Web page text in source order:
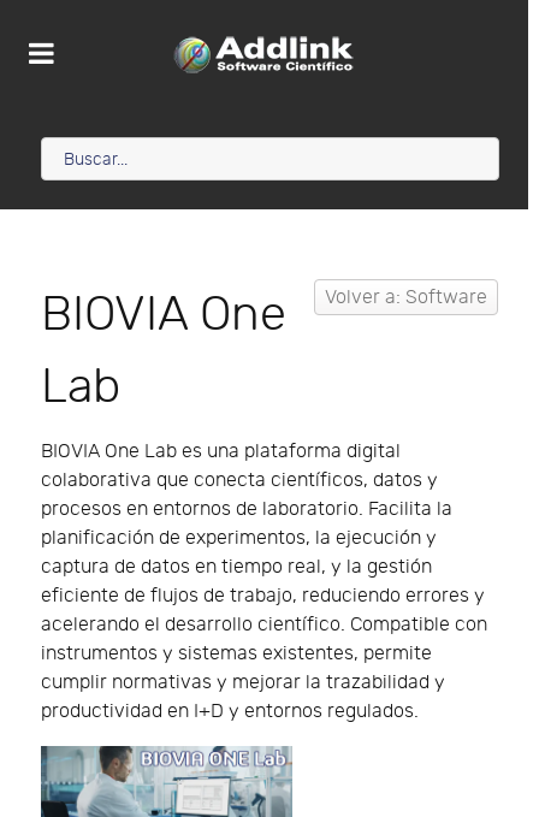
Volver a: Software
BIOVIA One
Lab
BIOVIA One Lab es una plataforma digital
colaborativa que conecta científicos, datos y
procesos en entornos de laboratorio. Facilita la
planificación de experimentos, la ejecución y
captura de datos en tiempo real, y la gestión
eficiente de flujos de trabajo, reduciendo errores y
acelerando el desarrollo científico. Compatible con
instrumentos y sistemas existentes, permite
cumplir normativas y mejorar la trazabilidad y
productividad en I+D y entornos regulados.